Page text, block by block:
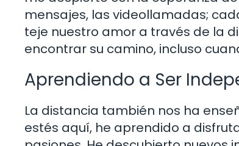
mensajes, las videollamadas;
teje nuestro amor a través de la
encontrar su camino, incluso
Aprendiendo a Ser
La distancia también nos ha
estés aquí, he aprendido a